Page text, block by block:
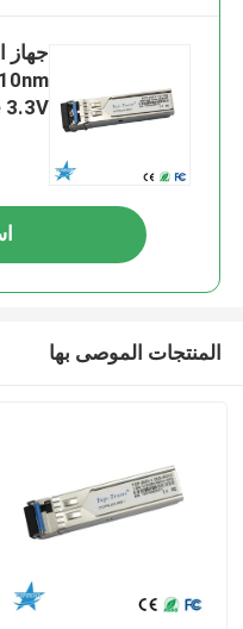
جهاز
3.3V
المنتجات الموصى بها